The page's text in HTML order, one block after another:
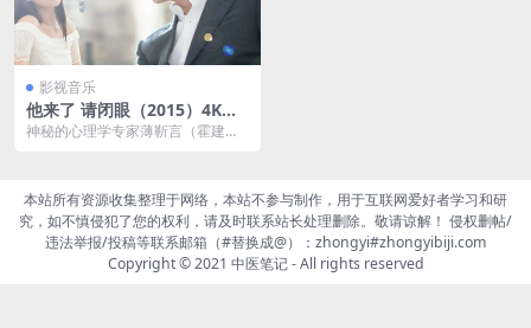
影视音乐
他来了 请闭眼（2015）4K高
清高码率 无台标 S01全
神秘的心理学专家薄靳言（霍建华
本站所有资源收集整理于网络，本站不参与制作，用于互联网爱好者学习和研
究，如不慎侵犯了您的权利，请及时联系站长处理删除。敬请谅解！ 侵权删帖/
违法举报/投稿等联系邮箱（#替换成@）：zhongyi#zhongyibiji.com
Copyright © 2021 中医笔记- All rights reserved